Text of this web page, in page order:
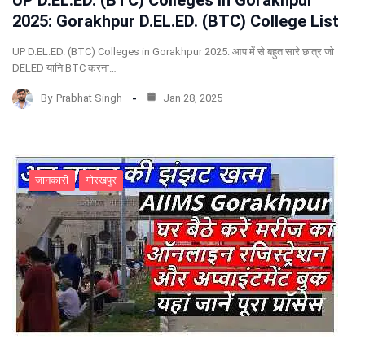
2025: Gorakhpur D.EL.ED. (BTC) College List
UP D.EL.ED. (BTC) Colleges in Gorakhpur 2025: आप में से बहुत सारे छात्र जो
DELED यानि BTC करना…
By Prabhat Singh Jan 28, 2025
जानकारी गोरखपुर